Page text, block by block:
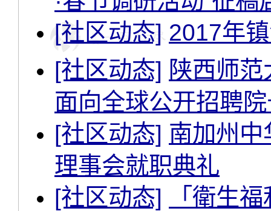
[社区动态] 2017年
[社区动态] 陕西师
面向全球公开招聘
[社区动态] 南加州
理事会就职典礼
[社区动态]
「衛生